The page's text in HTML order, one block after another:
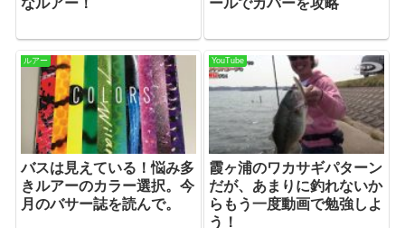
なルアー！ ールでカバーを攻略
ルアー
バスは見えている！悩み多
きルアーのカラー選択。今
月のバサー誌を読んで。
YouTube
霞ヶ浦のワカサギパターン
だが、あまりに釣れないか
らもう一度動画で勉強しよ
う！